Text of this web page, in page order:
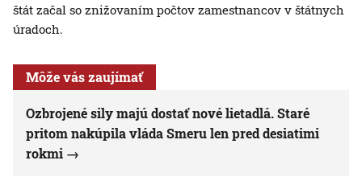
štát začal so znižovaním počtov zamestnancov v štátnych
úradoch.
Môže vás zaujímať
Ozbrojené sily majú dostať nové lietadlá. Staré
pritom nakúpila vláda Smeru len pred desiatimi
rokmi